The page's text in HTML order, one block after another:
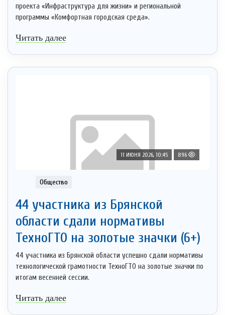
проекта «Инфраструктура для жизни» и региональной
программы «Комфортная городская среда».
Читать далее
11 ИЮНЯ 2026, 10:45 896
Общество
44 участника из Брянской
области сдали нормативы
ТехноГТО на золотые значки (6+)
44 участника из Брянской области успешно сдали нормативы
технологической грамотности ТехноГТО на золотые значки по
итогам весенней сессии.
Читать далее